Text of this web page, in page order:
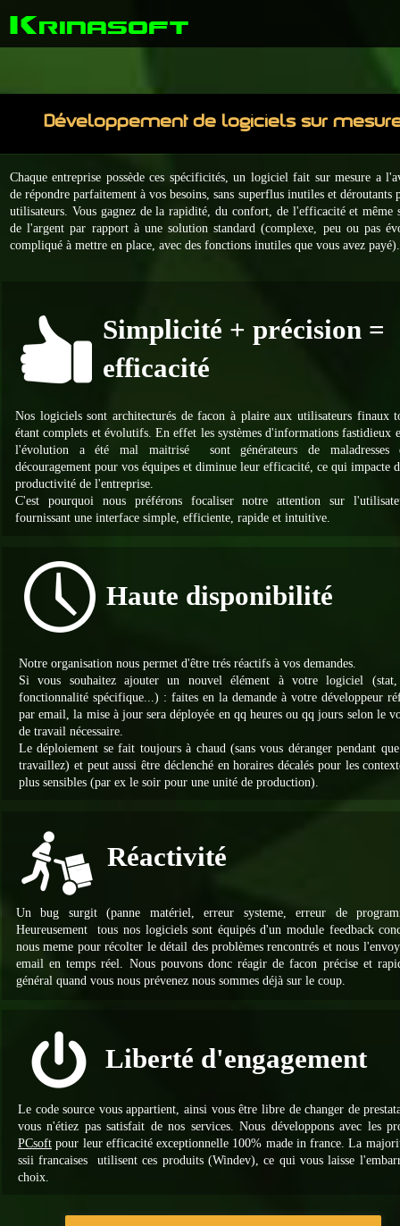
Krinasoft
Développement de logiciels sur
Chaque entreprise possède ces spécificités, un logiciel fait sur mesure a
de répondre parfaitement à vos besoins, sans superflus inutiles et déroutants
utilisateurs. Vous gagnez de la rapidité, du confort, de l'efficacité et même
de l'argent par rapport à une solution standard (complexe, peu ou pas
compliqué à mettre en place, avec des fonctions inutiles que vous avez payé)
Simplicité + précision =
efficacité
Nos logiciels sont architecturés de facon à plaire aux utilisateurs finaux
étant complets et évolutifs. En effet les systèmes d'informations fastidieux
l'évolution a été mal maitrisé sont générateurs de maladresses
découragement pour vos équipes et diminue leur efficacité, ce qui impacte
productivité de l'entreprise.
C'est pourquoi nous préférons focaliser notre attention sur
fournissant une interface simple, efficiente, rapide et intuitive.
Haute disponibilité
Notre organisation nous permet d'être trés réactifs à vos demandes.
Si vous souhaitez ajouter un nouvel élément à votre logiciel
fonctionnalité spécifique...) : faites en la demande à votre développeur
par email, la mise à jour sera déployée en qq heures ou qq jours selon le
de travail nécessaire.
Le déploiement se fait toujours à chaud (sans vous déranger pendant
travaillez) et peut aussi être déclenché en horaires décalés pour les
plus sensibles (par ex le soir pour une unité de production).
Réactivité
Un bug surgit (panne matériel, erreur systeme, erreur de
Heureusement tous nos logiciels sont équipés d'un module feedback
nous meme pour récolter le détail des problèmes rencontrés et nous
email en temps réel. Nous pouvons donc réagir de facon précise et
général quand vous nous prévenez nous sommes déjà sur le coup.
Liberté d'engagement
Le code source vous appartient, ainsi vous être libre de changer de
vous n'étiez pas satisfait de nos services. Nous développons avec les
PCsoft pour leur efficacité exceptionnelle 100% made in france. La
ssii francaises utilisent ces produits (Windev), ce qui vous laisse
choix.